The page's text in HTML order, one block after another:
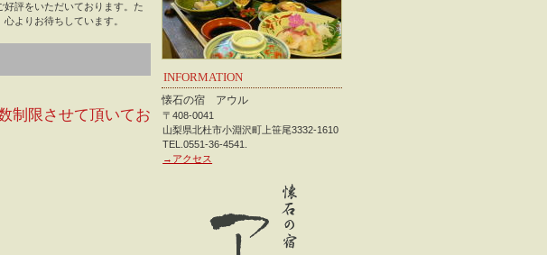
評をいただいております。た
よりお待ちしています。
制限させて頂いてお
INFORMATION
懐石の宿 アウル
〒408-0041
山梨県北杜市小淵沢町上笹尾3332-1610
TEL.0551-36-4541.
→アクセス